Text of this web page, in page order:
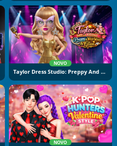
NOVO
Taylor Dress Studio: Preppy And Wild West Glam
NOVO